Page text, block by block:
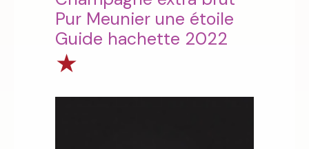
Pur Meunier une étoile
Guide hachette 2022
★